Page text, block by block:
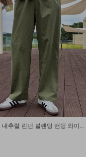
[ORD.12] 내추럴 린넨 블렌딩 밴딩 와이드 팬츠